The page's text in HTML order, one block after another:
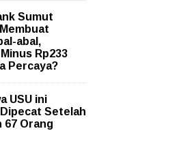
Sumut
abal,
Rp233
Percaya?
USU ini
Setelah
67 Orang